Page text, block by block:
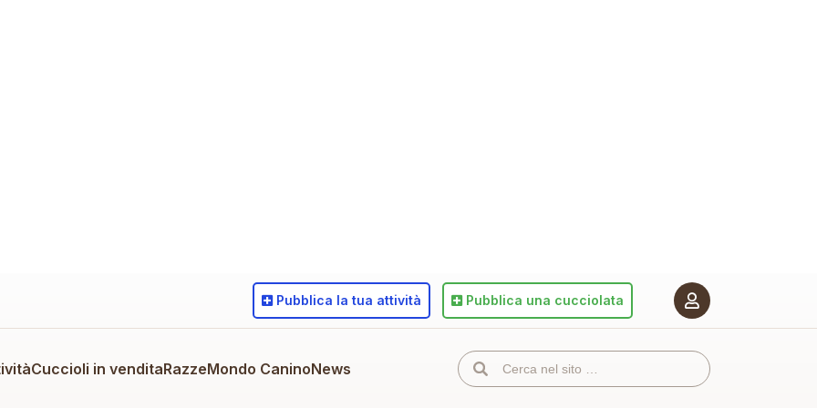
Cuccioli in venditaRazzeMondo CaninoNews
Pubblica la tua attività Pubblica una cucciolata